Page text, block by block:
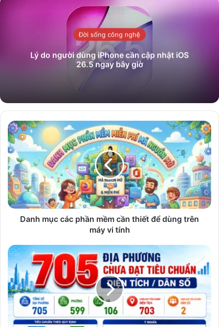
Đời sống công nghệ
Lý do người dùng iPhone cần cập nhật iOS
26.5 ngay bây giờ
Danh
mục
các
phần
mềm
cần
thiết
để
dùng
tính
Danh mục các phần mềm cần thiết để dùng trên
máy vi tính
Danh
sách
705
địa
phương
chưa
chuẩn